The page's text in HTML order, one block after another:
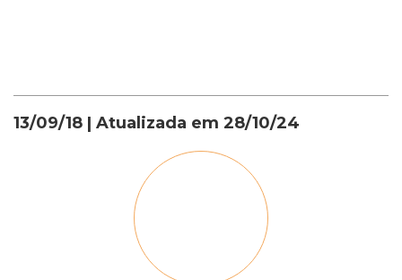
13/09/18 | Atualizada em 28/10/24